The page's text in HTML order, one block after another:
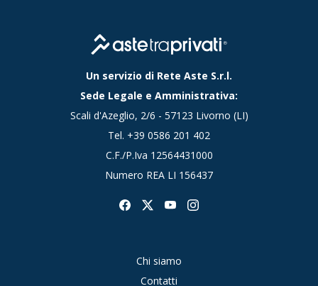
Un servizio di Rete Aste S.r.l.
Sede Legale e Amministrativa:
Scali d'Azeglio, 2/6 - 57123 Livorno (LI)
Tel. +39 0586 201 402
C.F./P.Iva 12564431000
Numero REA LI 156437
Chi siamo
Contatti